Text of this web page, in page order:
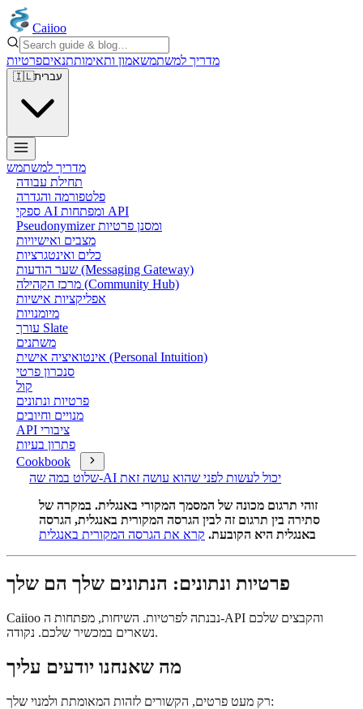
Caiioo
מדריך למשתמשאמון ותאימותתנאיםפרטיות
🇮🇱עברית
מדריך למשתמש
תחילת עבודה
פלטפורמה והגדרה
ספקי AI ומפתחות API
Pseudonymizer ומסנן פרטיות
מצבים ואישיויות
כלים ואינטגרציות
שער הודעות (Messaging Gateway)
מרכז הקהילה (Community Hub)
אפליקציות אישיות
מיומנויות
עורך Slate
משתנים
אינטואיציה אישית (Personal Intuition)
סנכרון פרטי
קול
פרטיות ונתונים
מנויים וחיובים
API ציבורי
פתרון בעיות
Cookbook
שלוט במה שה-AI יכול לעשות לפני שהוא עושה זאת
זוהי תרגום מכונה של המסמך המקורי באנגלית. במקרה של
סתירה בין תרגום זה לבין הגרסה המקורית באנגלית, הגרסה
באנגלית היא הקובעת. קרא את הגרסה המקורית באנגלית
פרטיות ונתונים: הנתונים שלך הם שלך
Caiioo נבנתה לפרטיות. השיחות, מפתחות ה-API והקבצים שלכם
נשארים במכשיר שלכם. נקודה.
מה שאנחנו יודעים עליך
רק מעט פרטים, הקשורים לזהות המאומתת ולמנוי שלך: